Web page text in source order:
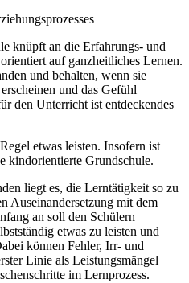
knüpft an die Erfahrungs- und
auf ganzheitliches Lernen.
und behalten, wenn sie
und das Gefühl
den Unterricht ist entdeckendes
etwas leisten. Insofern ist
kindorientierte Grundschule.
liegt es, die Lerntätigkeit so zu
Auseinandersetzung mit dem
an soll den Schülern
etwas zu leisten und
können Fehler, Irr- und
Linie als Leistungsmängel
im Lernprozess.